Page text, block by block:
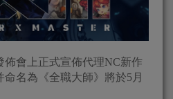
佈會上正式宣佈代理NC新作
命名為《全職大師》將於5月